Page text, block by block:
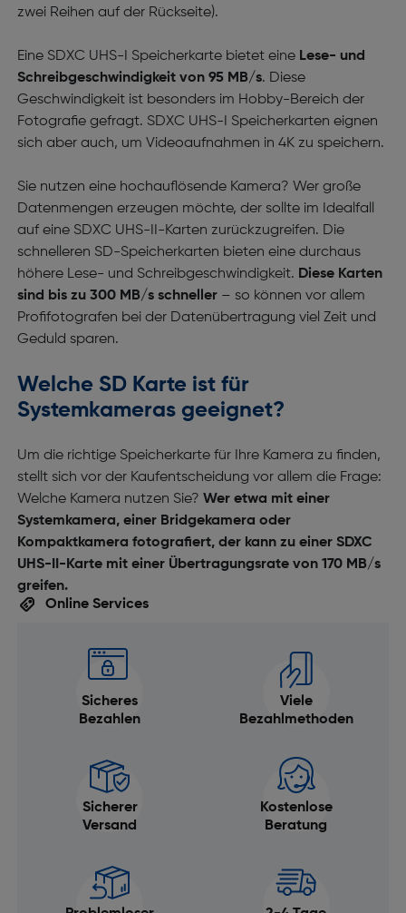
zwei Reihen auf der Rückseite).
Eine SDXC UHS-I Speicherkarte bietet eine Lese- und
Schreibgeschwindigkeit von 95 MB/s. Diese
Geschwindigkeit ist besonders im Hobby-Bereich der
Fotografie gefragt. SDXC UHS-I Speicherkarten eignen
sich aber auch, um Videoaufnahmen in 4K zu speichern.
Sie nutzen eine hochauflösende Kamera? Wer große
Datenmengen erzeugen möchte, der sollte im Idealfall
auf eine SDXC UHS-II-Karten zurückzugreifen. Die
schnelleren SD-Speicherkarten bieten eine durchaus
höhere Lese- und Schreibgeschwindigkeit. Diese Karten
sind bis zu 300 MB/s schneller– so können vor allem
Profifotografen bei der Datenübertragung viel Zeit und
Geduld sparen.
Welche SD Karte ist für
Systemkameras geeignet?
Um die richtige Speicherkarte für Ihre Kamera zu finden,
stellt sich vor der Kaufentscheidung vor allem die Frage:
Welche Kamera nutzen Sie? Wer etwa mit einer
Systemkamera, einer Bridgekamera oder
Kompaktkamera fotografiert, der kann zu einer SDXC
UHS-II-Karte mit einer Übertragungsrate von 170 MB/s
greifen.
Online Services
Sicheres
Bezahlen
Viele
Bezahlmethoden
Sicherer
Versand
Kostenlose
Beratung